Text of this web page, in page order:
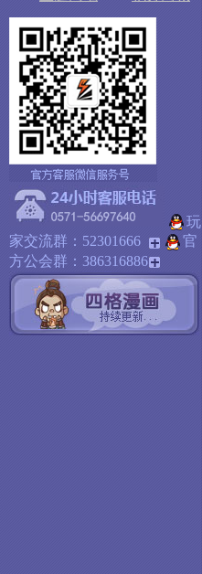
玩
家交流群：52301666
官
方公会群：386316886